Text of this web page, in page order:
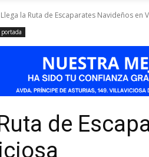
Llega la Ruta de Escaparates Navideños en
de